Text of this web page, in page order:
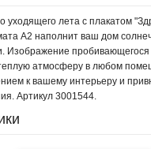
уходящего лета с плакатом
А2 наполнит ваш дом
Изображение пробивающегося
атмосферу в любом
к вашему интерьеру и
Артикул 3001544.